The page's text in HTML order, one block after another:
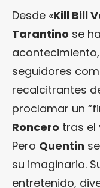
Desde «Kill Bill
Tarantino se
seguidores
recalcitrantes
proclamar un
Roncero tras el
Pero Quentin
su imaginario.
entretenido,